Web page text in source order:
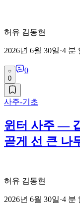
허유 김동현
2026년 6월 30일·4 분
0
0
사주-기초
윈터 사주 —
곧게 선 큰 나
허유 김동현
2026년 6월 30일·4 분